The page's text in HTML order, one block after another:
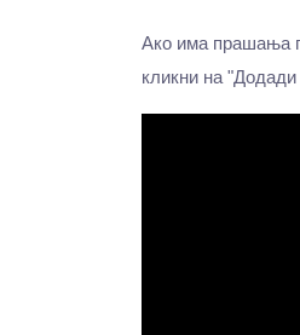
Ако има прашања
кликни на